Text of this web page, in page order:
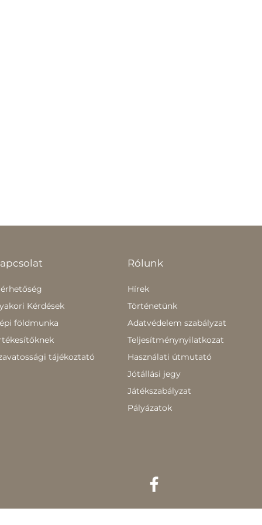
Kérdések
földmunka
tájékoztató
Rólunk
Hírek
Történetünk
Adatvédelem szabályzat
Teljesítménynyilatkozat
Használati útmutató
Jótállási jegy
Játékszabályzat
Pályázatok